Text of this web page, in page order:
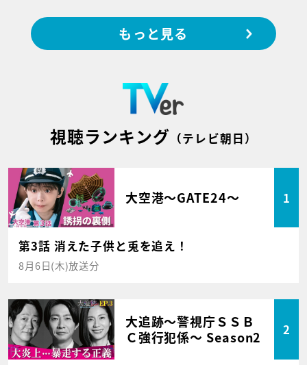
もっと見る
視聴ランキング （テレビ朝日）
大空港～GATE24～ 1
第3話 消えた子供と兎を追え！
8月6日(木)放送分
大追跡～警視庁ＳＳＢ
Ｃ強行犯係～ Season2
2